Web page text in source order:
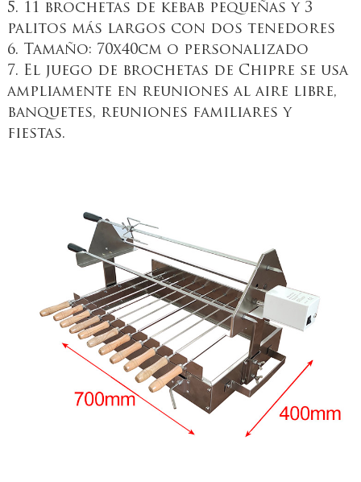
5. 11 brochetas de kebab pequeñas y 3
palitos más largos con dos tenedores
6. Tamaño: 70x40cm o personalizado
7. El juego de brochetas de Chipre se usa
ampliamente en reuniones al aire libre,
banquetes, reuniones familiares y
fiestas.